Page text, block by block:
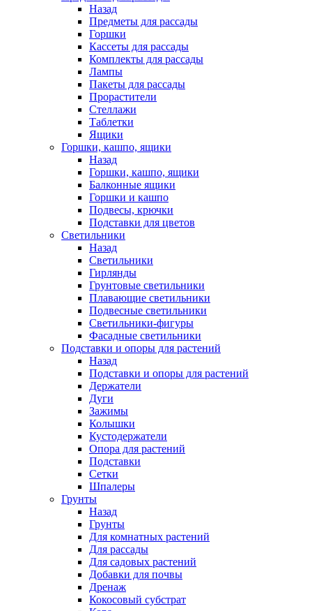
Назад
Предметы для рассады
Горшки
Кассеты для рассады
Комплекты для рассады
Лампы
Пакеты для рассады
Прорастители
Стеллажи
Таблетки
Ящики
Горшки, кашпо, ящики
Назад
Горшки, кашпо, ящики
Балконные ящики
Горшки и кашпо
Подвесы, крючки
Подставки для цветов
Светильники
Назад
Светильники
Гирлянды
Грунтовые светильники
Плавающие светильники
Подвесные светильники
Светильники-фигуры
Фасадные светильники
Подставки и опоры для растений
Назад
Подставки и опоры для растений
Держатели
Дуги
Зажимы
Колышки
Кустодержатели
Опора для растений
Подставки
Сетки
Шпалеры
Грунты
Назад
Грунты
Для комнатных растений
Для рассады
Для садовых растений
Добавки для почвы
Дренаж
Кокосовый субстрат